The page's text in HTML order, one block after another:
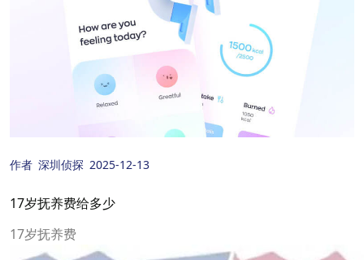
作者 深圳侦探 2025-12-13
17岁抚养费给多少
17岁抚养费